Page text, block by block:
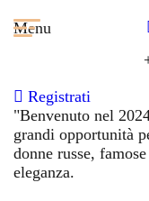
Menu
Registrati
"Benvenuto nel
grandi opportunità
donne russe,
eleganza.